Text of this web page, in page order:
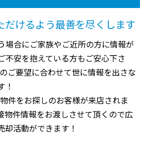
だけるよう最善を尽くします
場合にご家族やご近所の方に情報が
安を抱えている方もご安心下さ
ご要望に合わせて世に情報を出さな
！
件をお探しのお客様が来店されま
物件情報をお渡しさせて頂くので広
活動ができます！